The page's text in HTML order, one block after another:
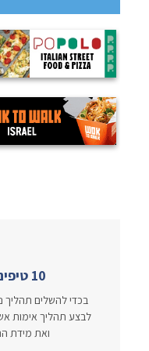
10 טיפים לזכיינות מנצחת
בכדי להשלים תהליך
לבצע תהליך אימות
ואת מידת